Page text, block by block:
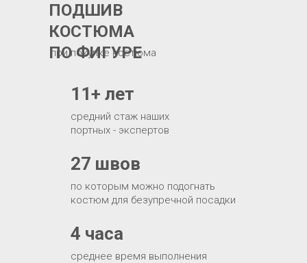
по которым можно подогнать
костюм для безупречной посадки
27 швов
при покупке костюма
ПОДШИВ
КОСТЮМА
ПО ФИГУРЕ
средний стаж наших
портных - экспертов
11+ лет
среднее время выполнения
4 часа